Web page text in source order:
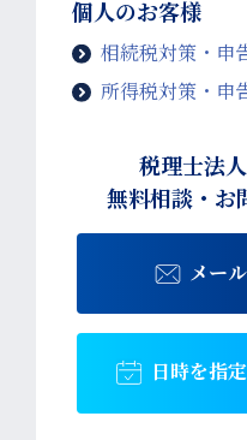
個人のお客様
相続税対策・申
所得税対策・申
税理士法
無料相談・お
メー
日時を指